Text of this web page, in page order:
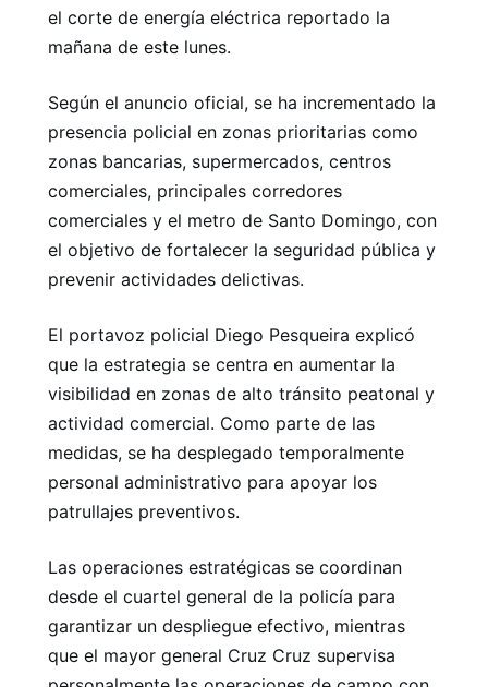
el corte de energía eléctrica reportado la
mañana de este lunes.
Según el anuncio oficial, se ha incrementado la
presencia policial en zonas prioritarias como
zonas bancarias, supermercados, centros
comerciales, principales corredores
comerciales y el metro de Santo Domingo, con
el objetivo de fortalecer la seguridad pública y
prevenir actividades delictivas.
El portavoz policial Diego Pesqueira explicó
que la estrategia se centra en aumentar la
visibilidad en zonas de alto tránsito peatonal y
actividad comercial. Como parte de las
medidas, se ha desplegado temporalmente
personal administrativo para apoyar los
patrullajes preventivos.
Las operaciones estratégicas se coordinan
desde el cuartel general de la policía para
garantizar un despliegue efectivo, mientras
que el mayor general Cruz Cruz supervisa